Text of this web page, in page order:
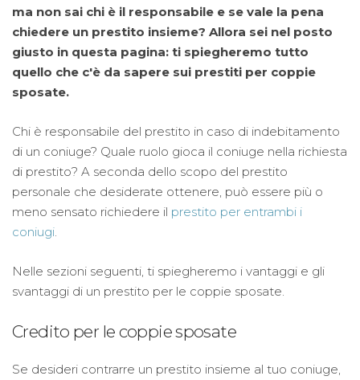
ma non sai chi è il responsabile e se vale la pena
chiedere un prestito insieme? Allora sei nel posto
giusto in questa pagina: ti spiegheremo tutto
quello che c'è da sapere sui prestiti per coppie
sposate.
Chi è responsabile del prestito in caso di indebitamento
di un coniuge? Quale ruolo gioca il coniuge nella richiesta
di prestito? A seconda dello scopo del prestito
personale che desiderate ottenere, può essere più o
meno sensato richiedere il prestito per entrambi i
coniugi.
Nelle sezioni seguenti, ti spiegheremo i vantaggi e gli
svantaggi di un prestito per le coppie sposate.
Credito per le coppie sposate
Se desideri contrarre un prestito insieme al tuo coniuge,